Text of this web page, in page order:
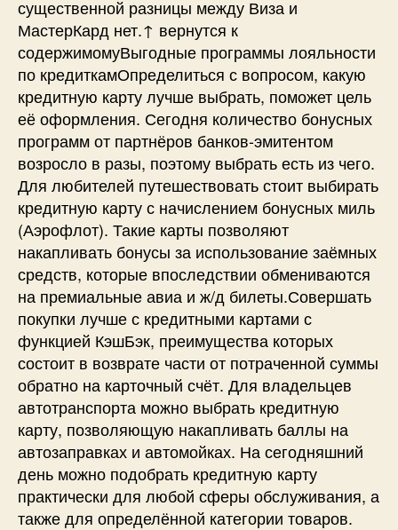
существенной разницы между Виза и
МастерКард нет.↑ вернутся к
содержимомуВыгодные программы лояльности
по кредиткамОпределиться с вопросом, какую
кредитную карту лучше выбрать, поможет цель
её оформления. Сегодня количество бонусных
программ от партнёров банков-эмитентом
возросло в разы, поэтому выбрать есть из чего.
Для любителей путешествовать стоит выбирать
кредитную карту с начислением бонусных миль
(Аэрофлот). Такие карты позволяют
накапливать бонусы за использование заёмных
средств, которые впоследствии обмениваются
на премиальные авиа и ж/д билеты.Совершать
покупки лучше с кредитными картами с
функцией КэшБэк, преимущества которых
состоит в возврате части от потраченной суммы
обратно на карточный счёт. Для владельцев
автотранспорта можно выбрать кредитную
карту, позволяющую накапливать баллы на
автозаправках и автомойках. На сегодняшний
день можно подобрать кредитную карту
практически для любой сферы обслуживания, а
также для определённой категории товаров.